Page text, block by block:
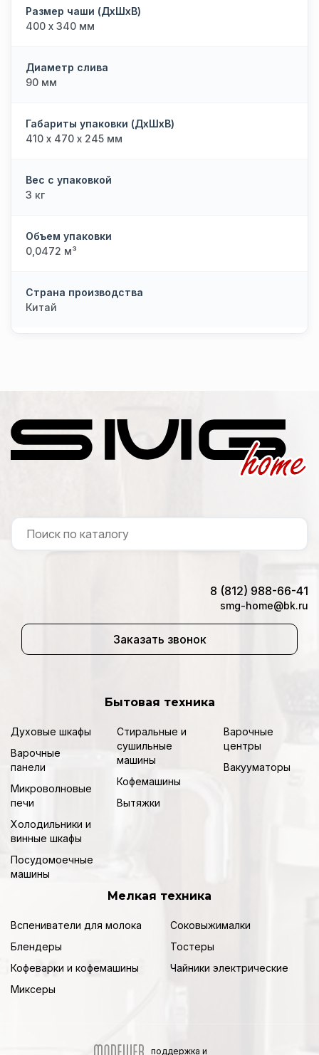
Размер чаши (ДхШхВ)
400 х 340 мм
Диаметр слива
90 мм
Габариты упаковки (ДхШхВ)
410 х 470 х 245 мм
Вес с упаковкой
3 кг
Объем упаковки
0,0472 м³
Страна производства
Китай
8 (812) 988-66-41
smg-home@bk.ru
Заказать звонок
Бытовая техника
Духовые шкафы
Варочные
панели
Микроволновые
печи
Холодильники и
винные шкафы
Посудомоечные
машины
Стиральные и
сушильные
машины
Кофемашины
Вытяжки
Варочные
центры
Вакууматоры
Мелкая техника
Вспениватели для молока
Блендеры
Кофеварки и кофемашины
Миксеры
Соковыжималки
Тостеры
Чайники электрические
поддержка и